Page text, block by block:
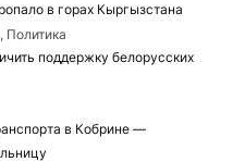
в горах Кыргызстана
Политика
поддержку белорусских
в Кобрине —